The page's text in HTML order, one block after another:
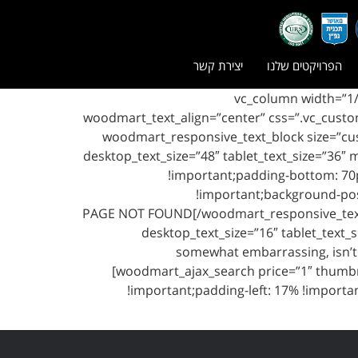
הפרויקטים שלנו יצירת קשר
[vc_row content_placement=”middle”
woodmart_text_align=”center”
!important;background-repeat: no-repeat
desktop_text_size=”48″
!important;padding-bottom:
!important;background-
color=”#83b735″]PAGE NOT FOUND[/
desktop_text_size=”16″
somewhat embarrassing,
[woodmart_ajax_search price=”1″
!important;padding-left: 17%